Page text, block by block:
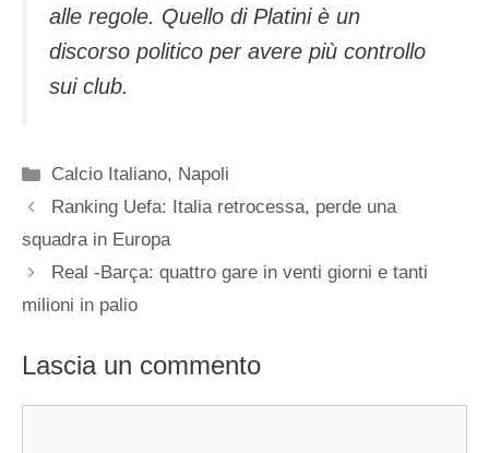
alle regole. Quello di Platini è un
discorso politico per avere più controllo
sui club.
Categorie
Calcio Italiano, Napoli
Ranking Uefa: Italia retrocessa, perde una
squadra in Europa
Real -Barça: quattro gare in venti giorni e tanti
milioni in palio
Lascia un commento